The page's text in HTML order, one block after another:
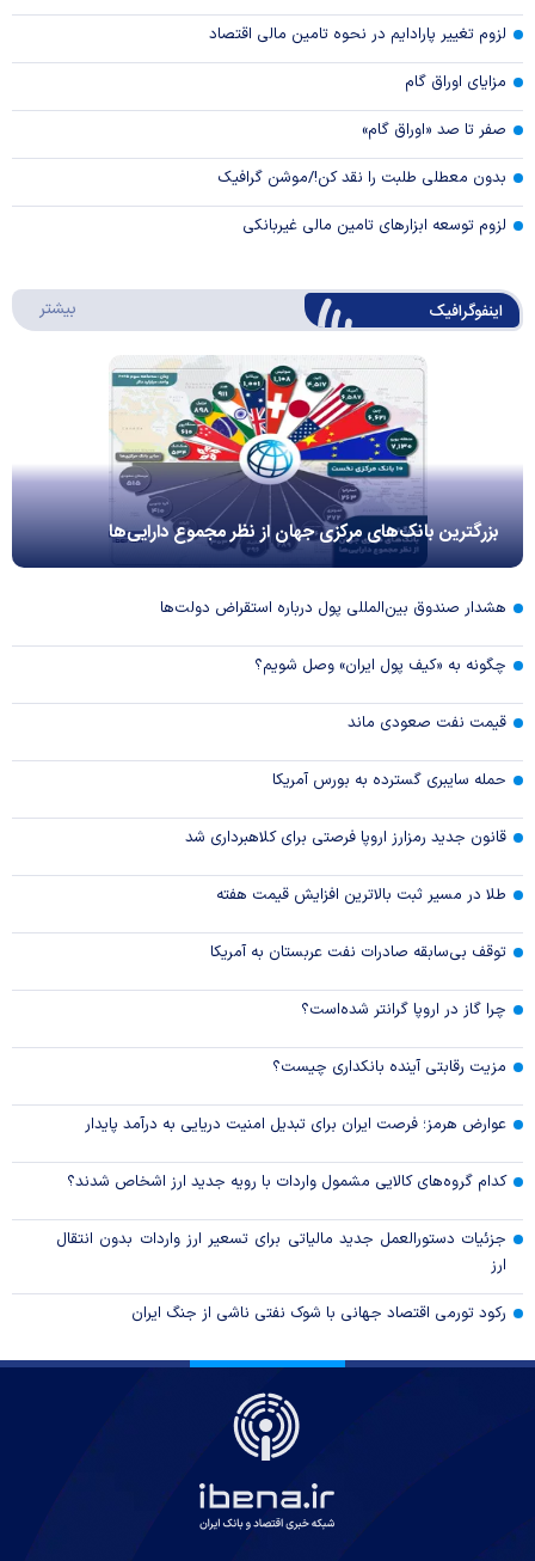
لزوم تغییر پارادایم در نحوه تامین مالی اقتصاد
مزایای اوراق گام
صفر تا صد «اوراق گام»
بدون معطلی طلبت را نقد کن!/موشن گرافیک
لزوم توسعه ابزارهای تامین مالی غیربانکی
اینفوگرافیک بیشتر
بزرگترین بانک‌های مرکزی جهان از نظر مجموع دارایی‌ها
هشدار صندوق بین‌المللی پول درباره استقراض دولت‌ها
چگونه به «کیف پول ایران» وصل شویم؟
قیمت نفت صعودی ماند
حمله سایبری گسترده به بورس آمریکا
قانون جدید رمزارز اروپا فرصتی برای کلاهبرداری شد
طلا در مسیر ثبت بالاترین افزایش قیمت هفته
توقف بی‌سابقه صادرات نفت عربستان به آمریکا
چرا گاز در اروپا گرانتر شده‌است؟
مزیت رقابتی آینده بانکداری چیست؟
عوارض هرمز؛ فرصت ایران برای تبدیل امنیت دریایی به درآمد پایدار
کدام گروه‌های کالایی مشمول واردات با رویه جدید ارز اشخاص شدند؟
جزئیات دستورالعمل جدید مالیاتی برای تسعیر ارز واردات بدون انتقال
ارز
رکود تورمی اقتصاد جهانی با شوک نفتی ناشی از جنگ ایران